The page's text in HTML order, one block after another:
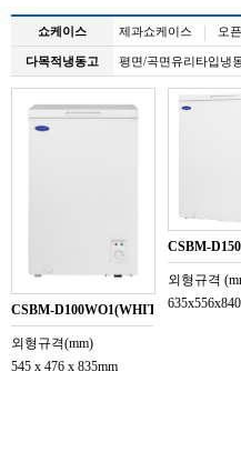
쇼케이스 제과쇼케이스 오
다목적냉동고 평면/곡면유리타입냉
CSBM-D100WO1(WHITE)
외형규격(mm)
545x476x835mm
CSBM-
외형규격
635x556x840